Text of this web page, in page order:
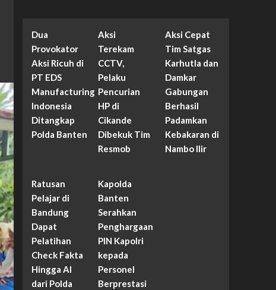
Dua
Provokator
Aksi Ricuh di
PT EDS
Manufacturing
Indonesia
Ditangkap
Polda Banten
Aksi
Terekam
CCTV,
Pelaku
Pencurian
HP di
Cikande
Dibekuk Tim
Resmob
Aksi Cepat
Tim Satgas
Karhutla dan
Damkar
Gabungan
Berhasil
Padamkan
Kebakaran di
Nambo Ilir
Ratusan
Pelajar di
Bandung
Dapat
Pelatihan
Check Fakta
Hingga AI
dari Polda
Kapolda
Banten
Serahkan
Penghargaan
PIN Kapolri
kepada
Personel
Berprestasi